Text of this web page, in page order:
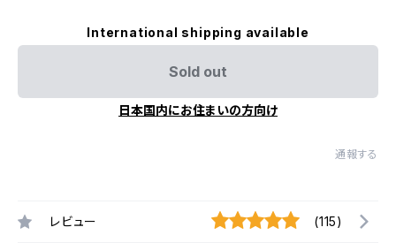
International shipping available
Sold out
日本国内にお住まいの方向け
通報する
レビュー (115)